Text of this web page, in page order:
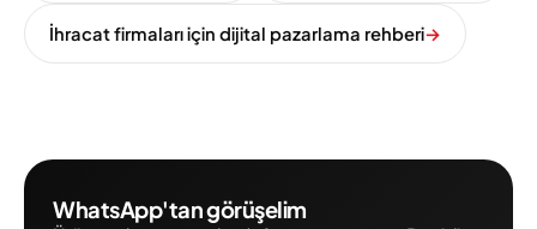
İhracat firmaları için dijital pazarlama rehberi→
WhatsApp'tan görüşelim